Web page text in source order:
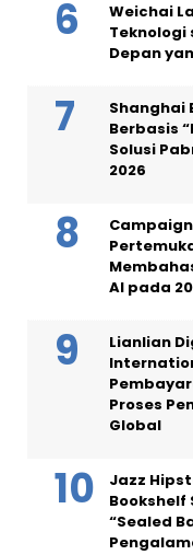
Weichai
Teknologi
Depan
Shanghai
Berbasis
Solusi
2026
AI pada
Lianlian
Proses
Global
Jazz
Bookshelf
“Sealed